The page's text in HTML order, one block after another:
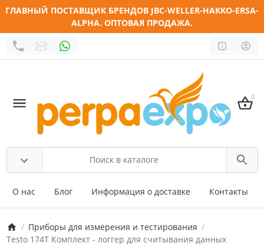
ГЛАВНЫЙ ПОСТАВЩИК БРЕНДОВ JBC-WELLER-HAKKO-ERSA-
ALPHA. ОПТОВАЯ ПРОДАЖА.
0
О нас Блог Информация о доставке Контакты
Приборы для измерения и тестирования
Testo 174T Комплект - логгер для считывания данных